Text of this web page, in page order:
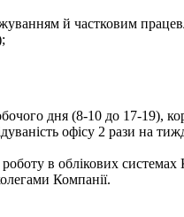
й частковим
дня (8-10 до 17-19),
офісу 2 рази на
в облікових системах
Компанії.